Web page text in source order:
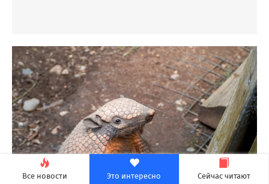
Все новости Это интересно Сейчас читают